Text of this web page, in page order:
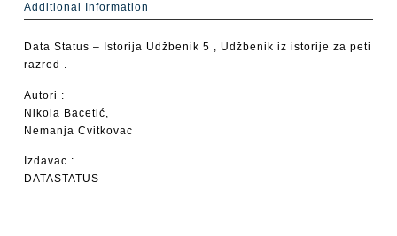
Additional Information
Data Status – Istorija Udžbenik 5 , Udžbenik iz istorije za peti
razred .
Autori :
Nikola Bacetić,
Nemanja Cvitkovac
Izdavac :
DATASTATUS